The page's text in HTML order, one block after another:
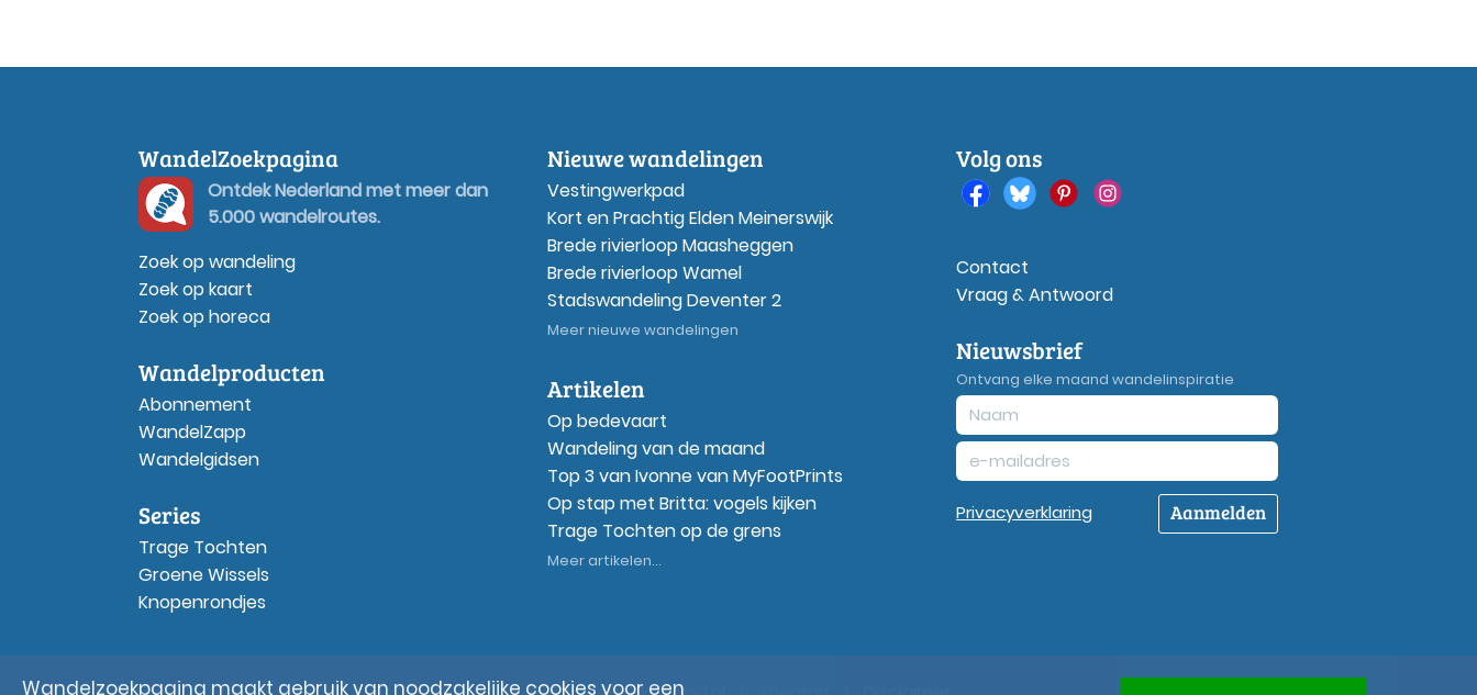
WandelZoekpagina
Ontdek Nederland met meer dan
5.000 wandelroutes.
Zoek op wandeling
Zoek op kaart
Zoek op horeca
Wandelproducten
Abonnement
WandelZapp
Wandelgidsen
Series
Trage Tochten
Groene Wissels
Knopenrondjes
Nieuwe wandelingen
Vestingwerkpad
Kort en Prachtig Elden Meinerswijk
Brede rivierloop Maasheggen
Brede rivierloop Wamel
Stadswandeling Deventer 2
Meer nieuwe wandelingen
Artikelen
Op bedevaart
Wandeling van de maand
Top 3 van Ivonne van MyFootPrints
Op stap met Britta: vogels kijken
Trage Tochten op de grens
Meer artikelen...
Volg ons
Contact
Vraag & Antwoord
Nieuwsbrief
Ontvang elke maand wandelinspiratie
Privacyverklaring Aanmelden
Wandelzoekpagina maakt gebruik van noodzakelijke cookies voor een